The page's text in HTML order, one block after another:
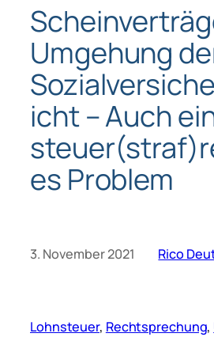
Umgehung
icht – Auch
es Problem
3. November 2021 Rico
Lohnsteuer, Rechtsprechung,